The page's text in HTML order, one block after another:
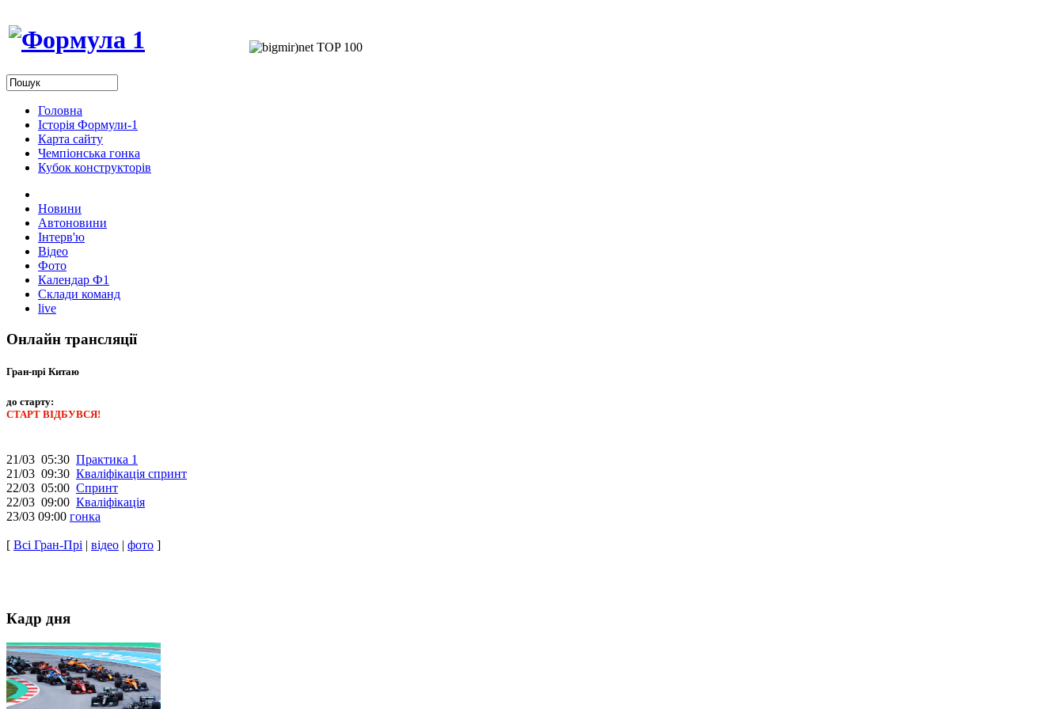
Головна
Історія Формули-1
Карта сайту
Чемпіонська гонка
Кубок конструкторів
Новини
Автоновини
Інтерв'ю
Відео
Фото
Календар Ф1
Склади команд
live
Онлайн трансляції
Гран-прі Китаю
до старту:
СТАРТ ВІДБУВСЯ!
21/03 05:30 Практика 1
21/03 09:30 Кваліфікація спринт
22/03 05:00 Спринт
22/03 09:00 Кваліфікація
23/03 09:00 гонка
[ Всі Гран-Прі | відео | фото ]
Кадр дня